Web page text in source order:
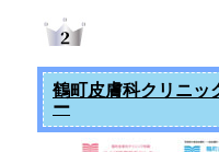
鶴町皮膚科クリニッ
ー